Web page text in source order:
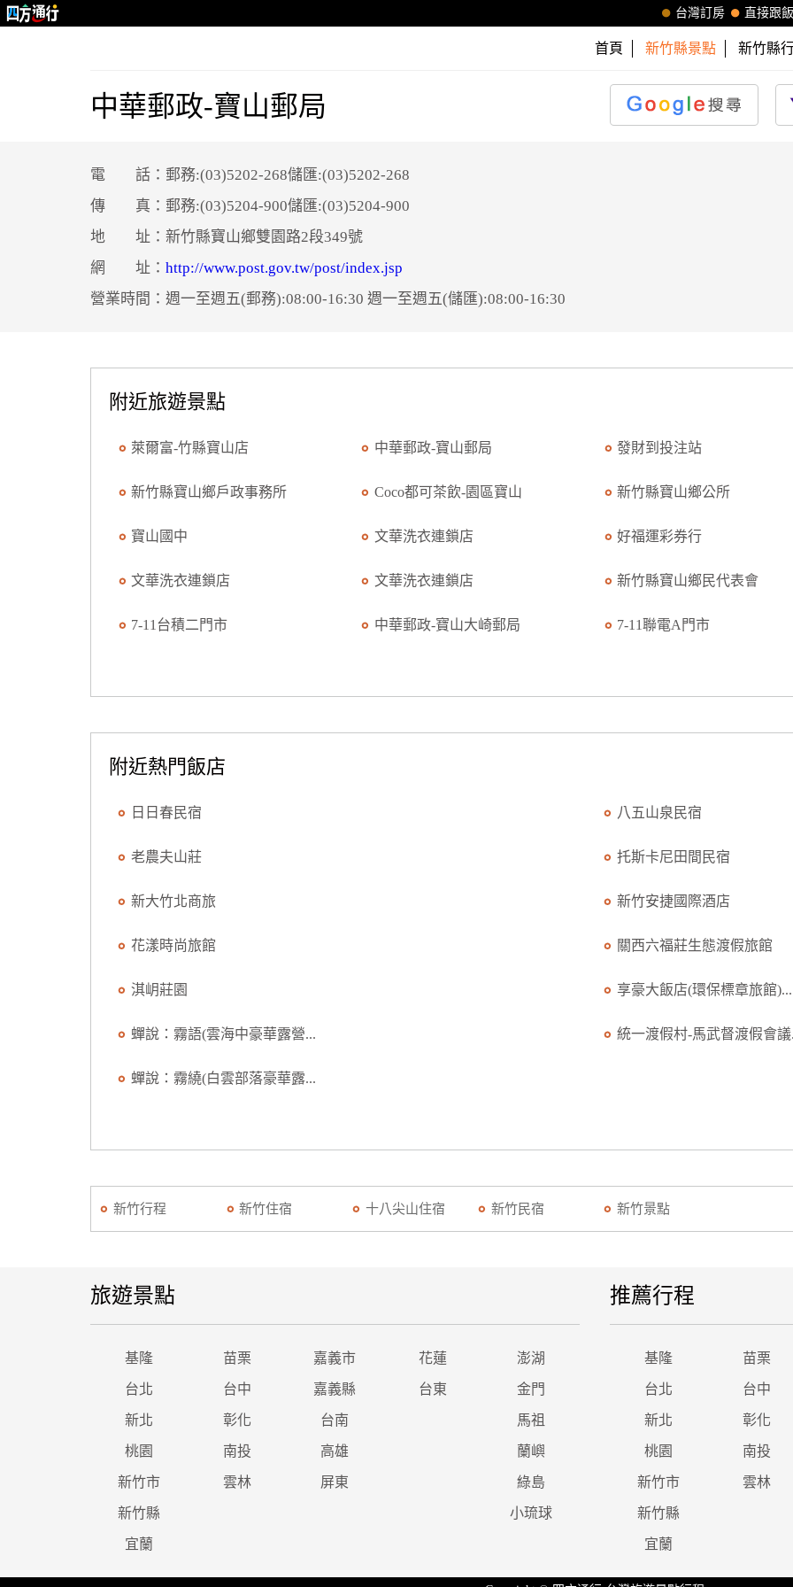
直接跟
台灣訂房
首頁 新竹縣景點 新竹縣
中華郵政-寶山郵局
電 話：郵務:(03)5202-268儲匯:(03)5202-268
傳 真：郵務:(03)5204-900儲匯:(03)5204-900
地 址：新竹縣寶山鄉雙園路2段349號
網 址： http://www.post.gov.tw/post/index.jsp
營業時間：週一至週五(郵務):08:00-16:30 週一至週五(儲匯):08:00-16:30
附近旅遊景點
萊爾富-竹縣寶山店 中華郵政-寶山郵局 發財到投注站
新竹縣寶山鄉戶政事務所 Coco都可茶飲-園區寶山 新竹縣寶山鄉公所
寶山國中 文華洗衣連鎖店 好福運彩券行
文華洗衣連鎖店 文華洗衣連鎖店 新竹縣寶山鄉民代表會
7-11台積二門市 中華郵政-寶山大崎郵局 7-11聯電A門市
附近熱門飯店
日日春民宿 八五山泉民宿
老農夫山莊 托斯卡尼田間民宿
新大竹北商旅 新竹安捷國際酒店
花漾時尚旅館 關西六福莊生態渡假旅館
淇岄莊園 享豪大飯店(環保標章旅館)...
蟬說：霧語(雲海中豪華露營... 統一渡假村-馬武督渡假會議
蟬說：霧繞(白雲部落豪華露...
新竹行程 新竹住宿 十八尖山住宿 新竹民宿 新竹景點
旅遊景點
基隆 苗栗 嘉義市 花蓮 澎湖
台北 台中 嘉義縣 台東 金門
新北 彰化 台南 馬祖
桃園 南投 高雄 蘭嶼
新竹市 雲林 屏東 綠島
新竹縣 小琉球
宜蘭
推薦行程
基隆 苗栗
台北 台中
新北 彰化
桃園 南投
新竹市 雲林
新竹縣
宜蘭